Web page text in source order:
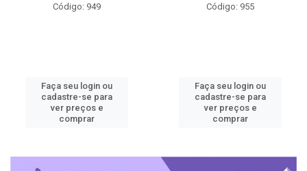
Código: 949
Faça seu login ou
cadastre-se para
ver preços e
comprar
Código: 955
Faça seu login ou
cadastre-se para
ver preços e
comprar